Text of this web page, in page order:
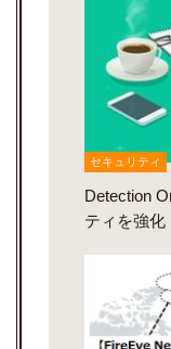
セキュリティ
Detection
ティを強化